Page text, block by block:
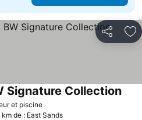
Partager
et piscineConsulter les prix
Signature Collection
km de : East Sands